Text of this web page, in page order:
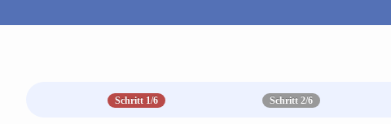
Schritt 1/6 Schritt 2/6